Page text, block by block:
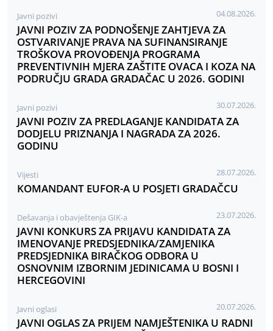
Javni pozivi 04.08.2026.
JAVNI POZIV ZA PODNOŠENJE ZAHTJEVA ZA
OSTVARIVANJE PRAVA NA SUFINANSIRANJE
TROŠKOVA PROVOĐENJA PROGRAMA
PREVENTIVNIH MJERA ZAŠTITE OVACA I KOZA NA
PODRUČJU GRADA GRADAČAC U 2026. GODINI
Javni pozivi 30.07.2026.
JAVNI POZIV ZA PREDLAGANJE KANDIDATA ZA
DODJELU PRIZNANJA I NAGRADA ZA 2026.
GODINU
Vijesti 28.07.2026.
KOMANDANT EUFOR-A U POSJETI GRADAČCU
Dešavanja i obavještenja GIK-a 23.07.2026.
JAVNI KONKURS ZA PRIJAVU KANDIDATA ZA
IMENOVANJE PREDSJEDNIKA/ZAMJENIKA
PREDSJEDNIKA BIRAČKOG ODBORA U
OSNOVNIM IZBORNIM JEDINICAMA U BOSNI I
HERCEGOVINI
Javni oglasi 20.07.2026.
JAVNI OGLAS ZA PRIJEM NAMJEŠTENIKA U RADNI